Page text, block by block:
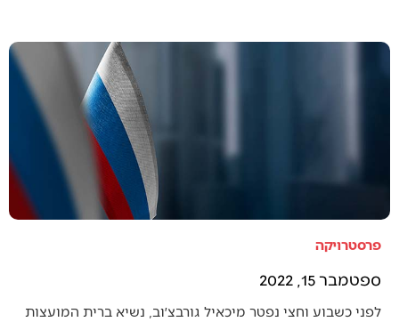
פרסטרויקה
ספטמבר 15, 2022
לפני כשבוע וחצי נפטר מיכאיל גורבצ׳וב, נשיא ברית המועצות